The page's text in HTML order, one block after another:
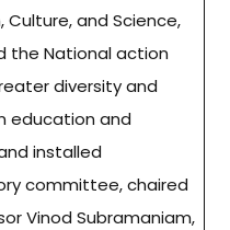
Culture, and Science,
the National action
diversity and
education and
installed
committee, chaired
Vinod Subramaniam,